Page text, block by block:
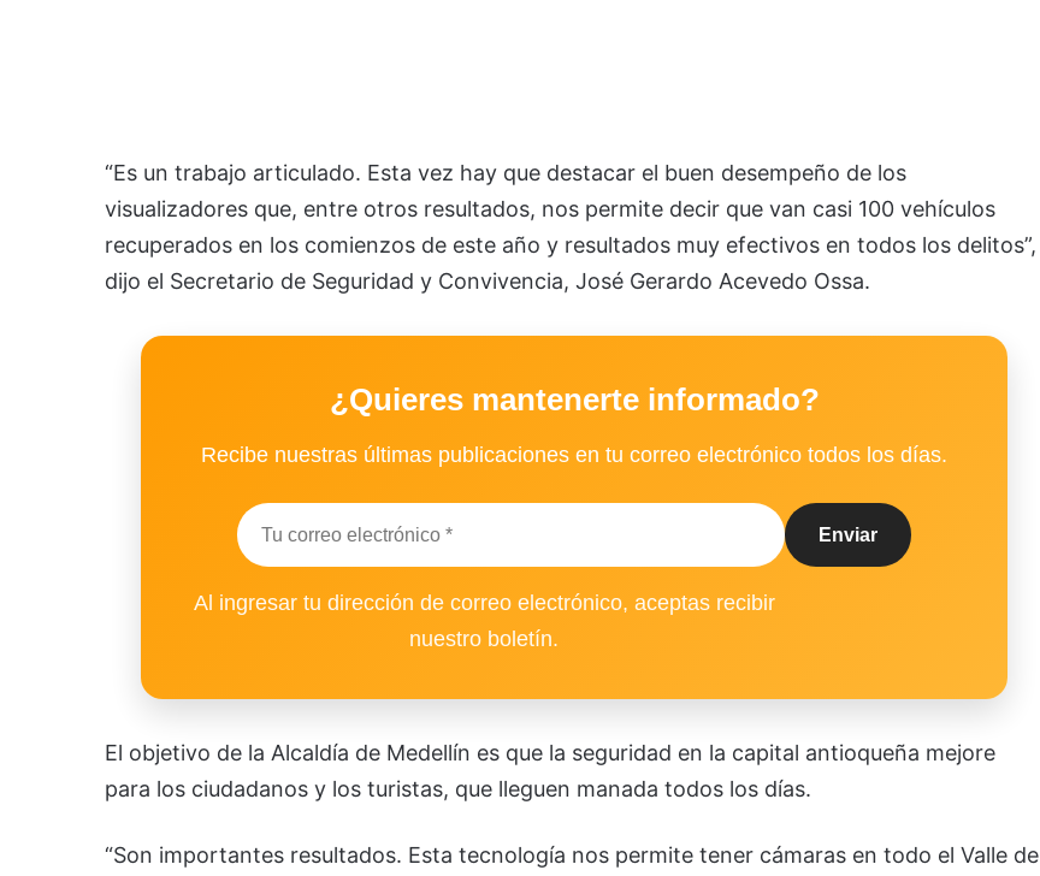
“Es un trabajo articulado. Esta vez hay que destacar el buen desempeño de los
visualizadores que, entre otros resultados, nos permite decir que van casi 100 vehículos
recuperados en los comienzos de este año y resultados muy efectivos en todos los delitos”,
dijo el Secretario de Seguridad y Convivencia, José Gerardo Acevedo Ossa.
¿Quieres mantenerte informado?
Recibe nuestras últimas publicaciones en tu correo electrónico todos los días.
Al ingresar tu dirección de correo electrónico, aceptas recibir
nuestro boletín.
El objetivo de la Alcaldía de Medellín es que la seguridad en la capital antioqueña mejore
para los ciudadanos y los turistas, que lleguen manada todos los días.
“Son importantes resultados. Esta tecnología nos permite tener cámaras en todo el Valle de